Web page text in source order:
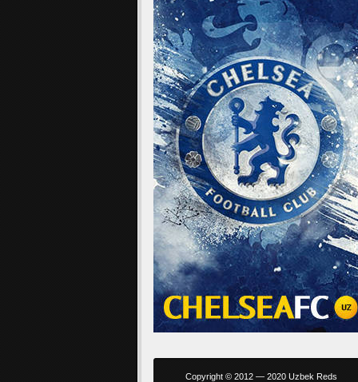
Copyright © 2012 — 2020 Uzbek Reds